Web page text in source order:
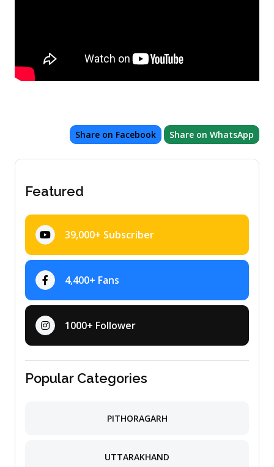
Share on Facebook Share on WhatsApp
Featured
39,000+ Subscriber
4,400+ Fans
1000+ Follower
Popular Categories
PITHORAGARH
UTTARAKHAND